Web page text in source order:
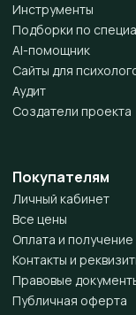
Инструменты
Подборки по
AI-помощник
Сайты для
Аудит
Создатели проекта
Покупателям
Личный кабинет
Все цены
Оплата и получение
Контакты и
Правовые
Публичная оферта